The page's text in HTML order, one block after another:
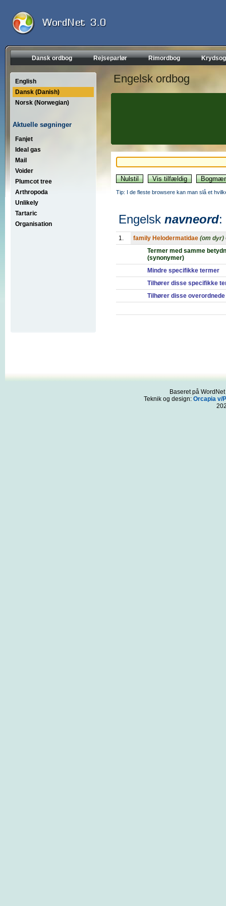
Dansk ordbog Rejseparlør Rimordbog
English
Dansk (Danish)
Norsk (Norwegian)
Aktuelle søgninger
Fanjet
Ideal gas
Mail
Voider
Plumcot tree
Arthropoda
Unlikely
Tartaric
Organisation
Engelsk ordbog
Tip: I de fleste browsere kan man slå et
Engelsk navneord:
1. family Helodermatidae (om dyr)
Termer med samme
(synonymer)
Mindre specifikke termer
Tilhører disse specifikke
Tilhører disse
Baseret på
Teknik og design: Orcapia v/